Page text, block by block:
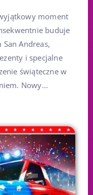
moment
buduje
Andreas,
i specjalne
świąteczne w
Nowy...